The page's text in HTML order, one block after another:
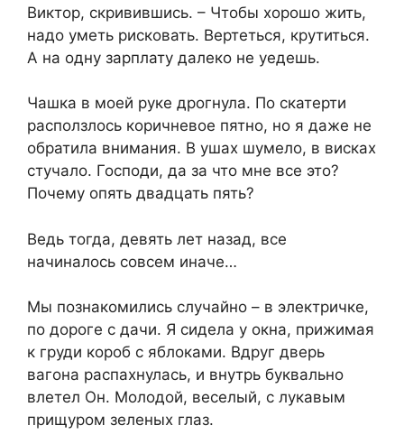
Виктор, скривившись. – Чтобы хорошо жить,
надо уметь рисковать. Вертеться, крутиться.
А на одну зарплату далеко не уедешь.
Чашка в моей руке дрогнула. По скатерти
расползлось коричневое пятно, но я даже не
обратила внимания. В ушах шумело, в висках
стучало. Господи, да за что мне все это?
Почему опять двадцать пять?
Ведь тогда, девять лет назад, все
начиналось совсем иначе…
Мы познакомились случайно – в электричке,
по дороге с дачи. Я сидела у окна, прижимая
к груди короб с яблоками. Вдруг дверь
вагона распахнулась, и внутрь буквально
влетел Он. Молодой, веселый, с лукавым
прищуром зеленых глаз.